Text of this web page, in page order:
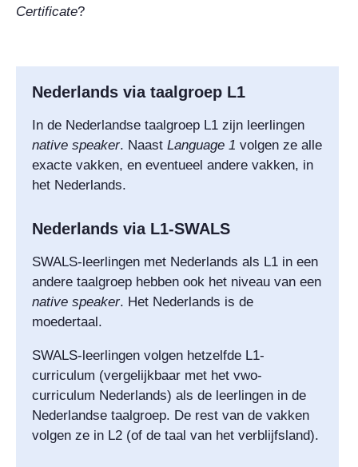
Certificate?
Nederlands via taalgroep L1
In de Nederlandse taalgroep L1 zijn leerlingen
native speaker. Naast Language 1 volgen ze alle
exacte vakken, en eventueel andere vakken, in
het Nederlands.
Nederlands via L1-SWALS
SWALS-leerlingen met Nederlands als L1 in een
andere taalgroep hebben ook het niveau van een
native speaker. Het Nederlands is de
moedertaal.
SWALS-leerlingen volgen hetzelfde L1-
curriculum (vergelijkbaar met het vwo-
curriculum Nederlands) als de leerlingen in de
Nederlandse taalgroep. De rest van de vakken
volgen ze in L2 (of de taal van het verblijfsland).